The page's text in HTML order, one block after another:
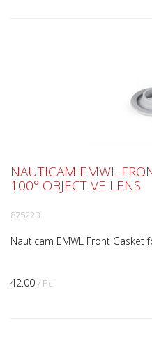
42.00 / Pc.
NAUTICAM EMWL
100° OBJECTIVE LENS
87522B
Nauticam EMWL Front Gasket